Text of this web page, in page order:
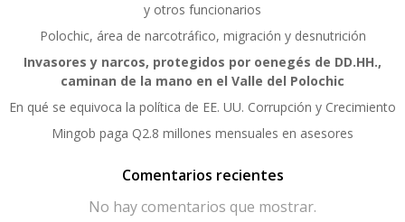
y otros funcionarios
Polochic, área de narcotráfico, migración y desnutrición
Invasores y narcos, protegidos por oenegés de DD.HH.,
caminan de la mano en el Valle del Polochic
En qué se equivoca la política de EE. UU. Corrupción y Crecimiento
Mingob paga Q2.8 millones mensuales en asesores
Comentarios recientes
No hay comentarios que mostrar.